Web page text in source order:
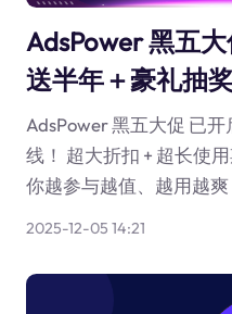
AdsPower 黑五
送半年＋豪礼抽
AdsPower 黑五大促 已
线！ 超大折扣 + 超长使
你越参与越值、越用越爽
2025-12-05 14:21